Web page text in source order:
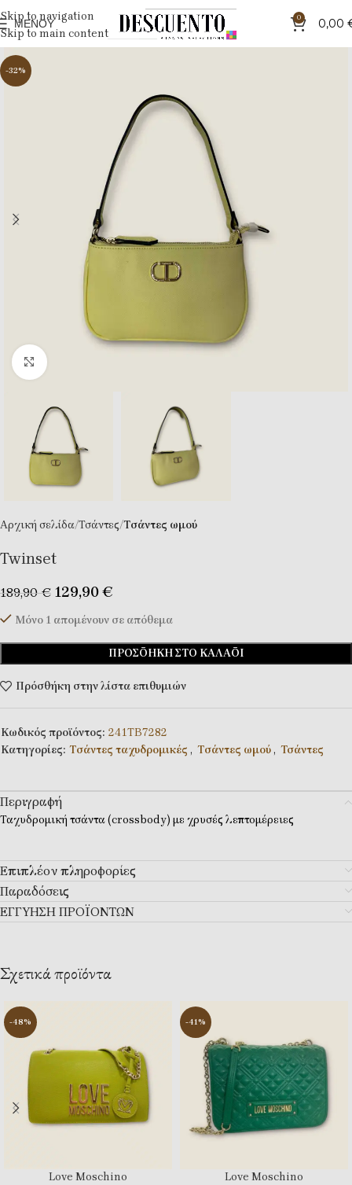
Skip to navigation
Skip to main content
ΜΕΝΟΎ 0 0,00
-32%
Κλικ για μεγέθυνση
Αρχική σελίδα Τσάντες Tσάντες ωμού
Twinset
189,90€ 129,90€
Μόνο 1 απομένουν σε απόθεμα
ΠΡΟΣΘΉΚΗ ΣΤΟ ΚΑΛΆΘΙ
Πρόσθήκη στην λίστα επιθυμιών
Κωδικός προϊόντος: 241TB7282
Κατηγορίες: Tσάντες ταχυδρομικές , Tσάντες ωμού, Τσάντες
Περιγραφή
Ταχυδρομική τσάντα (crossbody) με χρυσές λεπτομέρειες
Επιπλέον πληροφορίες
Παραδόσεις
ΕΓΓΥΗΣΗ ΠΡΟΪΟΝΤΩΝ
Σχετικά προϊόντα
-48%
Love Moschino
-41%
Love Moschino